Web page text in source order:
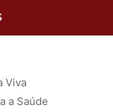
Viva
a Saúde